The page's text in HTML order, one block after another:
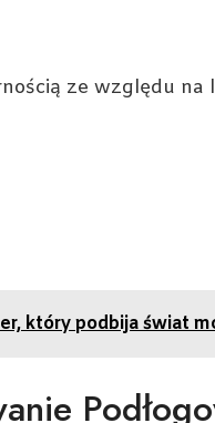
ze względu
który podbija świat